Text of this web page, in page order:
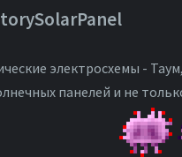
электросхемы -
панелей и не